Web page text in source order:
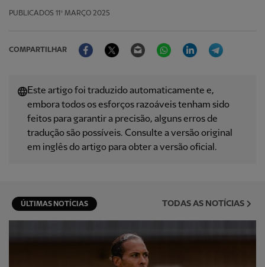
PUBLICADOS 11º MARÇO 2025
COMPARTILHAR
FacebookTwitter Email WhatsAppLinkedIn
Este artigo foi traduzido automaticamente e,
embora todos os esforços razoáveis ​​tenham sido
feitos para garantir a precisão, alguns erros de
tradução são possíveis. Consulte a versão original
em inglês do artigo para obter a versão oficial.
ÚLTIMAS NOTÍCIAS TODAS AS NOTÍCIAS